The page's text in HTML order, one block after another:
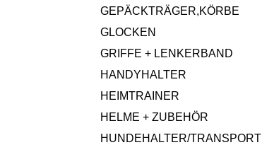
GEPÄCKTRÄGER,KÖRBE
GLOCKEN
GRIFFE + LENKERBAND
HANDYHALTER
HEIMTRAINER
HELME + ZUBEHÖR
HUNDEHALTER/TRANSPORT